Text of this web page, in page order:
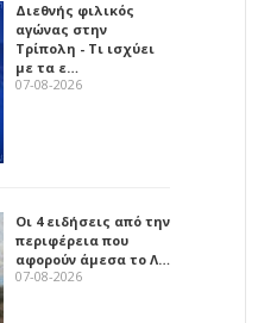
Διεθνής φιλικός
αγώνας στην
Τρίπολη - Τι ισχύει
με τα ε…
07-08-2026
Οι 4 ειδήσεις από την
περιφέρεια που
αφορούν άμεσα το Λ…
07-08-2026